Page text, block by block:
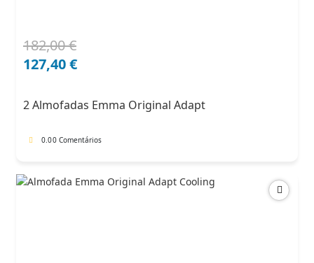
182,00€
O
preço
182,00 €.
127,40€
O
preço
127,40 €.
2 Almofadas Emma Original Adapt
0.00 Comentários